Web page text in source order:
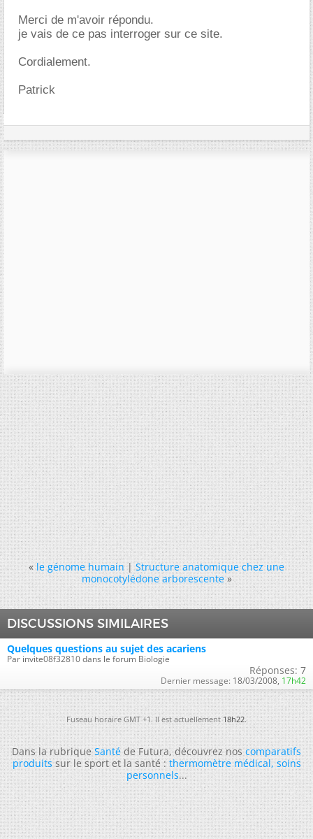
Merci de m'avoir répondu.
je vais de ce pas interroger sur ce site.
Cordialement.
Patrick
« le génome humain|Structure anatomique chez une
monocotylédone arborescente »
DISCUSSIONS SIMILAIRES
Quelques questions au sujet des acariens
Par invite08f32810 dans le forum Biologie
Réponses: 7
Dernier message: 18/03/2008, 17h42
Fuseau horaire GMT +1. Il est actuellement18h22.
Dans la rubriqueSantéde Futura, découvrez noscomparatifs
produitssur le sport et la santé :thermomètre médical,soins
personnels...